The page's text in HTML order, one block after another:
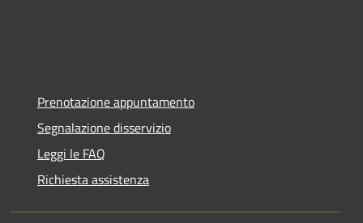
Prenotazione appuntamento
Segnalazione disservizio
Leggi le FAQ
Richiesta assistenza